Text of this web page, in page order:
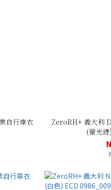
自行車衣
ZeroRH+ 義大利
(螢光